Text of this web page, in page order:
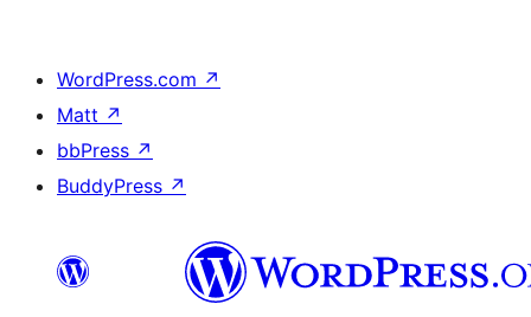
WordPress.com ↗
Matt ↗
bbPress ↗
BuddyPress ↗